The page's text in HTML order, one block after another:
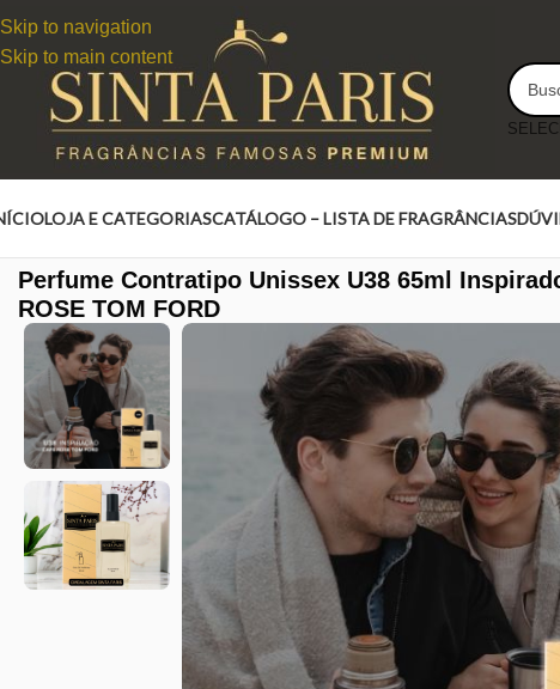
Skip to navigation
Skip to main content
LOJA E CATEGORIASCATÁLOGO – LISTA DE FRAGRÂNCIAS
Perfume Contratipo Unissex U38 65ml
ROSE TOM FORD